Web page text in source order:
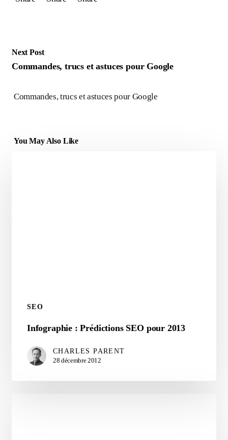
Next Post
Commandes, trucs et astuces pour Google
Commandes, trucs et astuces pour Google
You May Also Like
SEO
Infographie
Prédictions
Infographie : Prédictions SEO pour 2013
CHARLES PARENT
28 décembre 2012